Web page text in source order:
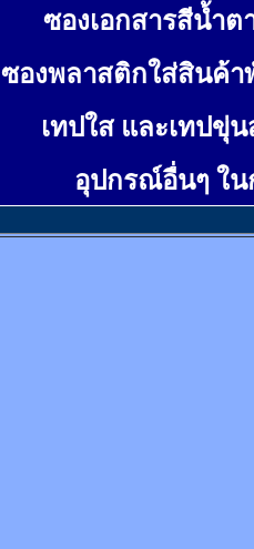
ซองเอกสารสีน้ำต
ซองพลาสติกใส่สินค้า
เทปใส และเทปขุ่
อุปกรณ์อื่นๆ ใ